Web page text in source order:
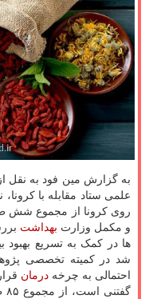
به گزارش مین فود به نقل از
علمی ستاد مقابله با
روی کرونا از مجموع شش
و مکمل وزارت بهداشت
ها در کمک به تسریع بهبود
شد در کمیته تخصصی
احتمالی به چرخه درمان